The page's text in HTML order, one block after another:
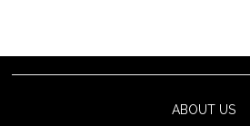
ABOUT US